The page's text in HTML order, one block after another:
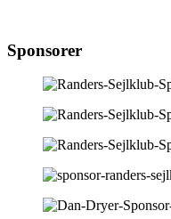
Sponsorer